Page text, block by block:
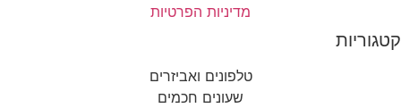
מדיניות הפרטיות
קטגוריות
טלפונים ואביזרים
שעונים חכמים